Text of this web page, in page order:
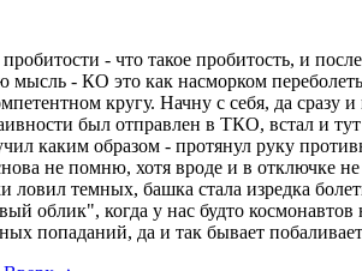
- что такое пробитость, и
мысль - КО это как насморком
кругу. Начну с себя, да сразу
был отправлен в ТКО, встал и
каким образом - протянул руку
не помню, хотя вроде и в отключке
ловил темных, башка стала изредка
облик", когда у нас будто
попаданий, да и так бывает